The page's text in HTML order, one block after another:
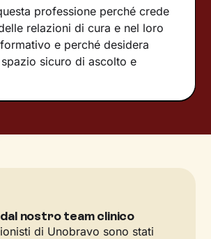
professione perché crede
relazioni di cura e nel loro
e perché desidera
sicuro di ascolto e
nostro team clinico
di Unobravo sono stati